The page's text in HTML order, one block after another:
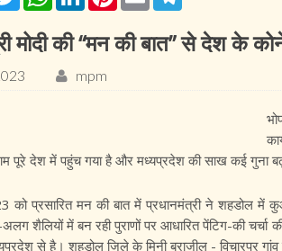
मोदी की “मन की बात” से देश के
mpm
पूरे देश में पहुंच गया है और मध्यप्रदेश की साख कई गुना
प्रसारित मन की बात में प्रधानमंत्री ने शहडोल में
शैलियों में बन रही पुराणों पर आधारित पेंटिग-की चर्चा की
से है। शहडोल जिले के मिनी ब्राजील - विचारपुर